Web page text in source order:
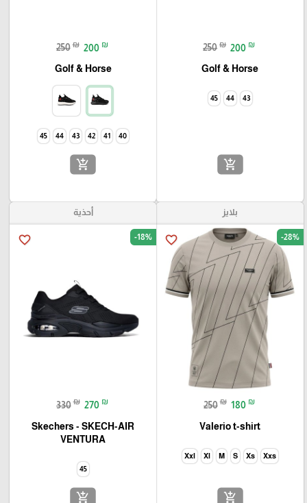
250 ₪ 200 ₪
Golf & Horse
43
44
45
add_shopping_cart
250 ₪ 200 ₪
Golf & Horse
40
41
42
43
44
45
add_shopping_cart
بلايز
favorite_border -28%
250 ₪ 180 ₪
Valerio t-shirt
Xxs
Xs
S
M
Xl
Xxl
add_shopping_cart
أحذية
favorite_border -18%
330 ₪ 270 ₪
Skechers - SKECH-AIR
VENTURA
45
add_shopping_cart